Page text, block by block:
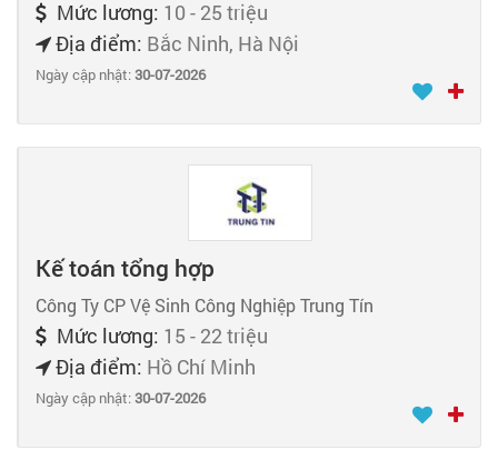
Mức lương: 10 - 25 triệu
Địa điểm: Bắc Ninh, Hà Nội
Ngày cập nhật:30-07-2026
Kế toán tổng hợp
Công Ty CP Vệ Sinh Công Nghiệp Trung Tín
Mức lương: 15 - 22 triệu
Địa điểm: Hồ Chí Minh
Ngày cập nhật:30-07-2026